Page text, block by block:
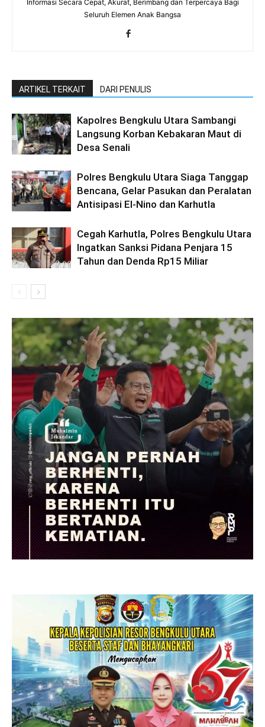
Informasi Secara Cepat, Akurat, Berimbang dan Terpercaya Bagi
Seluruh Elemen Anak Bangsa
ARTIKEL TERKAIT DARI PENULIS
Kapolres Bengkulu Utara Sambangi
Langsung Korban Kebakaran Maut di
Desa Senali
Polres Bengkulu Utara Siaga Tanggap
Bencana, Gelar Pasukan dan Peralatan
Antisipasi El-Nino dan Karhutla
Cegah Karhutla, Polres Bengkulu Utara
Ingatkan Sanksi Pidana Penjara 15
Tahun dan Denda Rp15 Miliar